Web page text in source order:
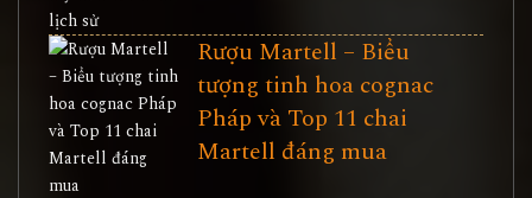
Rượu Martell – Biểu
tượng tinh hoa cognac
Pháp và Top 11 chai
Martell đáng mua